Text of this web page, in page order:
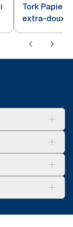
Tork Papier
extra-doux